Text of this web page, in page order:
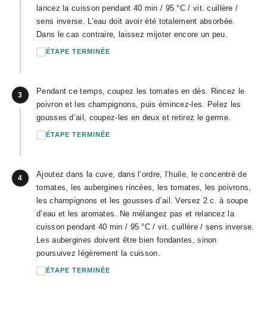
lancez la cuisson pendant 40 min / 95 °C / vit. cuillère /
sens inverse. L’eau doit avoir été totalement absorbée.
Dans le cas contraire, laissez mijoter encore un peu.
ÉTAPE TERMINÉE
3
Pendant ce temps, coupez les tomates en dés. Rincez le
poivron et les champignons, puis émincez-les. Pelez les
gousses d’ail, coupez-les en deux et retirez le germe.
ÉTAPE TERMINÉE
4
Ajoutez dans la cuve, dans l’ordre, l’huile, le concentré de
tomates, les aubergines rincées, les tomates, les poivrons,
les champignons et les gousses d’ail. Versez 2 c. à soupe
d’eau et les aromates. Ne mélangez pas et relancez la
cuisson pendant 40 min / 95 °C / vit. cuillère / sens inverse.
Les aubergines doivent être bien fondantes, sinon
poursuivez légèrement la cuisson.
ÉTAPE TERMINÉE